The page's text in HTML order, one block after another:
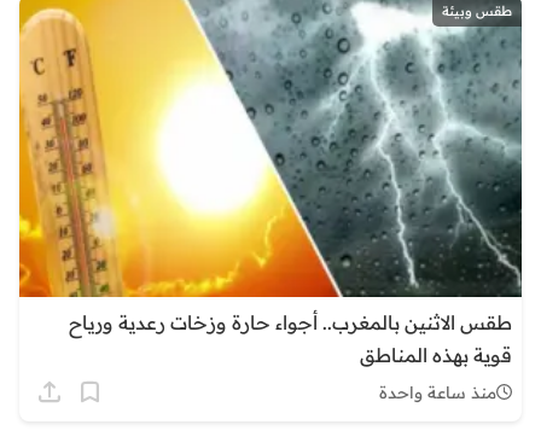
طقس وبيئة
طقس الاثنين بالمغرب.. أجواء حارة وزخات رعدية ورياح
قوية بهذه المناطق
منذ ساعة واحدة